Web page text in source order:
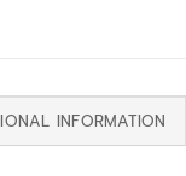
INFORMATION